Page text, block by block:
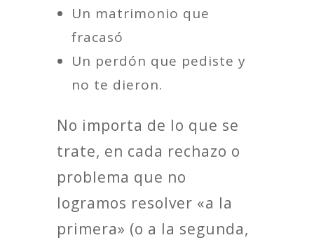
Un matrimonio que
fracasó
Un perdón que pediste y
no te dieron.
No importa de lo que se
trate, en cada rechazo o
problema que no
logramos resolver «a la
primera» (o a la segunda,